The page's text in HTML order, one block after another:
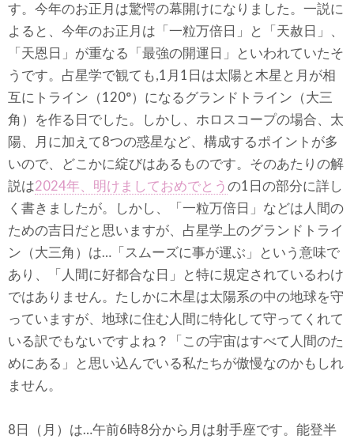
す。今年のお正月は驚愕の幕開けになりました。一説に
よると、今年のお正月は「一粒万倍日」と「天赦日」、
「天恩日」が重なる「最強の開運日」といわれていたそ
うです。占星学で観ても,1月1日は太陽と木星と月が相
互にトライン（120°）になるグランドトライン（大三
角）を作る日でした。しかし、ホロスコープの場合、太
陽、月に加えて8つの惑星など、構成するポイントが多
いので、どこかに綻びはあるものです。そのあたりの解
説は2024年、明けましておめでとう の1日の部分に詳し
く書きましたが。しかし、「一粒万倍日」などは人間の
ための吉日だと思いますが、占星学上のグランドトライ
ン（大三角）は…「スムーズに事が運ぶ」という意味で
あり、「人間に好都合な日」と特に規定されているわけ
ではありません。たしかに木星は太陽系の中の地球を守
っていますが、地球に住む人間に特化して守ってくれて
いる訳でもないですよね？「この宇宙はすべて人間のた
めにある」と思い込んでいる私たちが傲慢なのかもしれ
ません。
8日（月）は…午前6時8分から月は射手座です。能登半